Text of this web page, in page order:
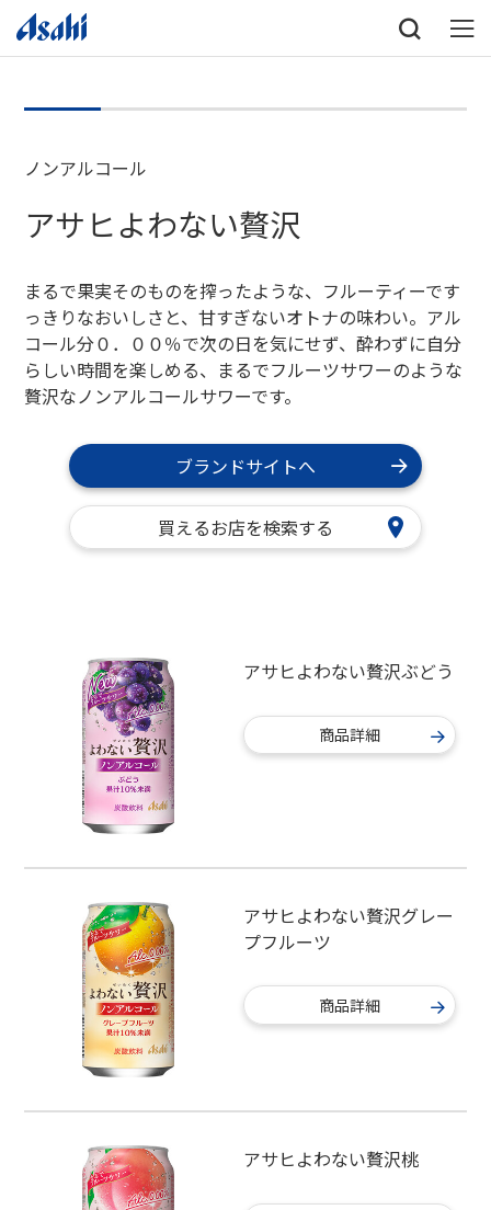
ノンアルコール
アサヒよわない贅沢
まるで果実そのものを搾ったような、フルーティーです
っきりなおいしさと、甘すぎないオトナの味わい。アル
コール分０．００％で次の日を気にせず、酔わずに自分
らしい時間を楽しめる、まるでフルーツサワーのような
贅沢なノンアルコールサワーです。
ブランドサイトへ
買えるお店を検索する
アサヒよわない贅沢ぶどう
商品詳細
アサヒよわない贅沢グレー
プフルーツ
商品詳細
アサヒよわない贅沢桃